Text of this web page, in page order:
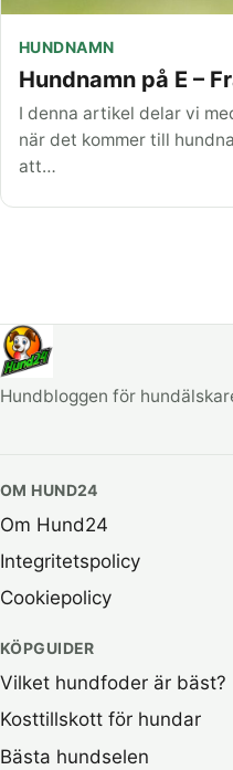
HUNDNAMN
Hundnamn på E –
I denna artikel delar vi
när det kommer till
att…
Hundbloggen för
OM HUND24
Om Hund24
Integritetspolicy
Cookiepolicy
KÖPGUIDER
Vilket hundfoder är bäst?
Kosttillskott för hundar
Bästa hundselen